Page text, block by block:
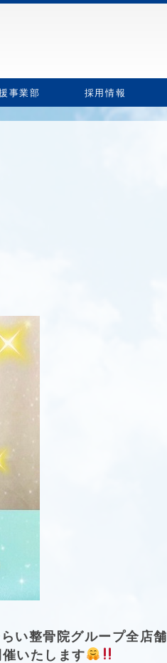
事業部 採用情報
い整骨院グループ全店舗
催いたします